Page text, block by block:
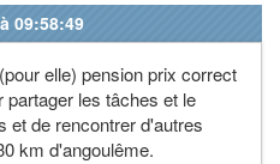
09:58:49
elle) pension prix correct
les tâches et le
et de rencontrer d'autres
km d'angoulême.